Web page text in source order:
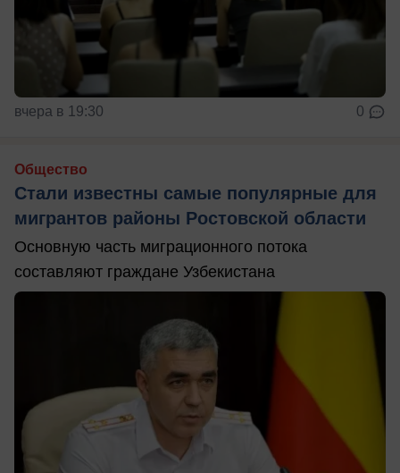
вчера в 19:30 0
Общество
Стали известны самые популярные для
мигрантов районы Ростовской области
Основную часть миграционного потока
составляют граждане Узбекистана